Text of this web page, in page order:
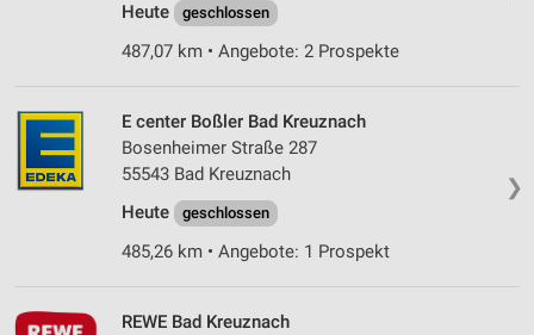
Heute
geschlossen
487,07 km • Angebote: 2 Prospekte
❯
E center Boßler Bad Kreuznach
Bosenheimer Straße 287
55543 Bad Kreuznach
Heute
geschlossen
485,26 km • Angebote: 1 Prospekt
REWE Bad Kreuznach